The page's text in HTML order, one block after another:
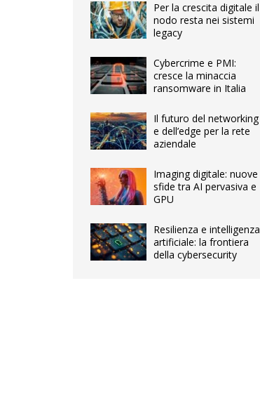
Per la crescita digitale il
nodo resta nei sistemi
legacy
Cybercrime e PMI:
cresce la minaccia
ransomware in Italia
Il futuro del networking
e dell’edge per la rete
aziendale
Imaging digitale: nuove
sfide tra AI pervasiva e
GPU
Resilienza e intelligenza
artificiale: la frontiera
della cybersecurity